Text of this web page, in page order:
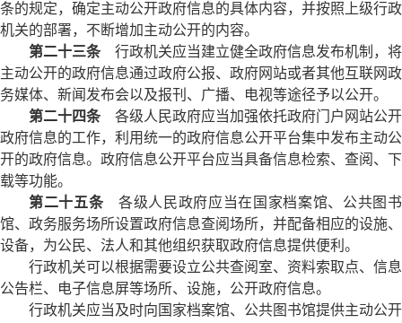
条的规定，确定主动公开政府信息的具体内容，并按照上级行政
机关的部署，不断增加主动公开的内容。
第二十三条行政机关应当建立健全政府信息发布机制，将
主动公开的政府信息通过政府公报、政府网站或者其他互联网政
务媒体、新闻发布会以及报刊、广播、电视等途径予以公开。
第二十四条各级人民政府应当加强依托政府门户网站公开
政府信息的工作，利用统一的政府信息公开平台集中发布主动公
开的政府信息。政府信息公开平台应当具备信息检索、查阅、下
载等功能。
第二十五条各级人民政府应当在国家档案馆、公共图书
馆、政务服务场所设置政府信息查阅场所，并配备相应的设施、
设备，为公民、法人和其他组织获取政府信息提供便利。
行政机关可以根据需要设立公共查阅室、资料索取点、信息
公告栏、电子信息屏等场所、设施，公开政府信息。
行政机关应当及时向国家档案馆、公共图书馆提供主动公开